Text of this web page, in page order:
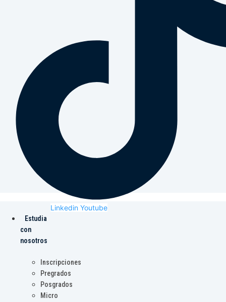
Linkedin Youtube
Estudia
con
nosotros
Inscripciones
Pregrados
Posgrados
Micro